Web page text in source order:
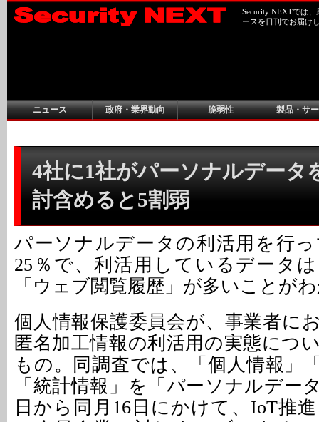
Security NEXTでは
ースを日刊でお届け
ニュース 政府・業界動向 脆弱性 製品・サ
4社に1社がパーソナルデータ
討含めると5割弱
パーソナルデータの利活用を行
25％で、利活用しているデータ
「ウェブ閲覧履歴」が多いことが
個人情報保護委員会が、事業者に
匿名加工情報の利活用の実態につ
もの。同調査では、「個人情報」
「統計情報」を「パーソナルデー
日から同月16日にかけて、IoT推